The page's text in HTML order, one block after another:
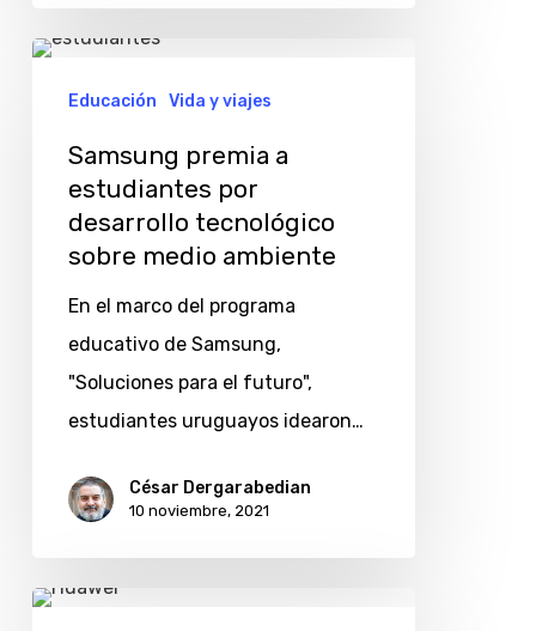
Samsung
premia
estudiantes
desarrollo
Educación Vida y viajes
Samsung premia a
estudiantes por
desarrollo tecnológico
sobre medio ambiente
En el marco del programa
educativo de Samsung,
"Soluciones para el futuro",
estudiantes uruguayos idearon…
César Dergarabedian
10 noviembre, 2021
Huawei